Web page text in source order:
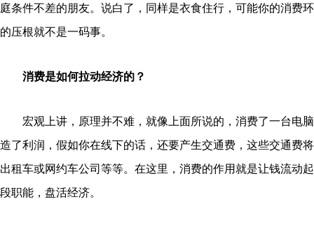
庭条件不差的朋友。说白了，同样是衣食住行，可能你的消费
的压根就不是一码事。
消费是如何拉动经济的？
宏观上讲，原理并不难，就像上面所说的，消费了一台电
造了利润，假如你在线下的话，还要产生交通费，这些交通费
出租车或网约车公司等等。在这里，消费的作用就是让钱流动
段职能，盘活经济。